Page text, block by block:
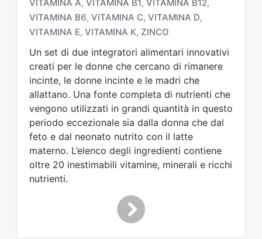
a
t
o
o
n
VITAMINA A, VITAMINA B1 , VITAMINA B12,
VITAMINA B6, VITAMINA C, VITAMINA D,
VITAMINA E, VITAMINA K, ZINCO
Un set di due integratori alimentari innovativi
creati per le donne che cercano di rimanere
incinte, le donne incinte e le madri che
allattano. Una fonte completa di nutrienti che
vengono utilizzati in grandi quantità in questo
periodo eccezionale sia dalla donna che dal
feto e dal neonato nutrito con il latte
materno. L’elenco degli ingredienti contiene
oltre 20 inestimabili vitamine, minerali e ricchi
nutrienti.